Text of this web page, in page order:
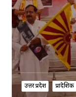
उत्तर प्रदेश प्रादेशिक